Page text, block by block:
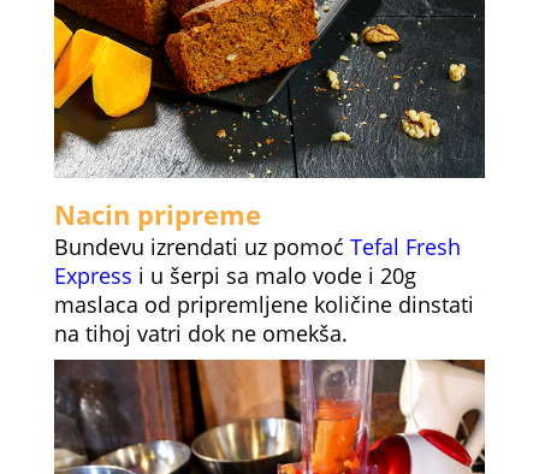
Nacin pripreme
Bundevu izrendati uz pomoć Tefal Fresh
Express i u šerpi sa malo vode i 20g
maslaca od pripremljene količine dinstati
na tihoj vatri dok ne omekša.